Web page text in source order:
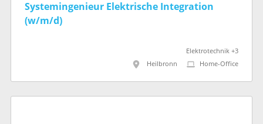
Systemingenieur Elektrische Integration
(w/m/d)
Elektrotechnik +3
Heilbronn
Home-Office